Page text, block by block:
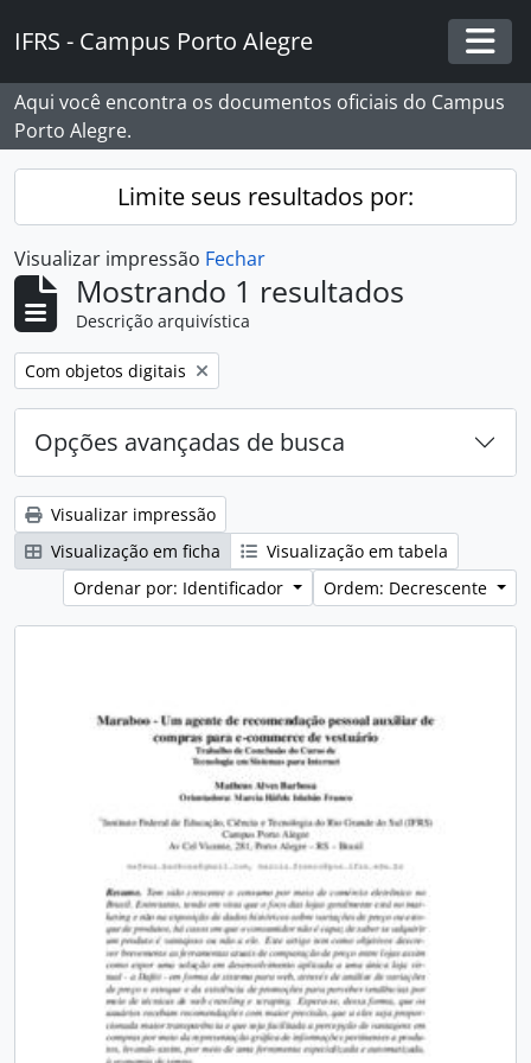
IFRS - Campus Porto Alegre
Aqui você encontra os documentos oficiais do Campus
Porto Alegre.
Limite seus resultados por:
Visualizar impressão Fechar
Mostrando 1 resultados
Descrição arquivística
Remover filtro:
Com objetos digitais
Opções avançadas de busca
Visualizar impressão
Visualização em ficha
Visualização em tabela
Ordenar por: Identificador
Ordem: Decrescente